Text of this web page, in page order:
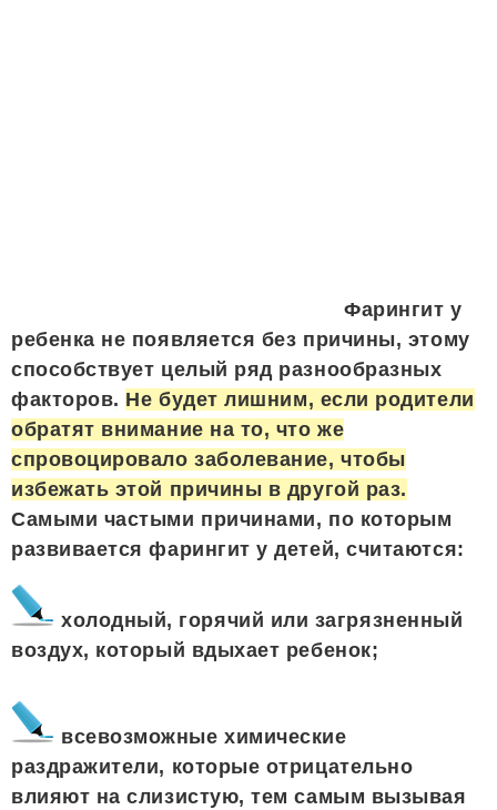
Фарингит у
ребенка не появляется без причины, этому
способствует целый ряд разнообразных
факторов. Не будет лишним, если родители
обратят внимание на то, что же
спровоцировало заболевание, чтобы
избежать этой причины в другой раз.
Самыми частыми причинами, по которым
развивается фарингит у детей, считаются:
холодный, горячий или загрязненный
воздух, который вдыхает ребенок;
всевозможные химические
раздражители, которые отрицательно
влияют на слизистую, тем самым вызывая